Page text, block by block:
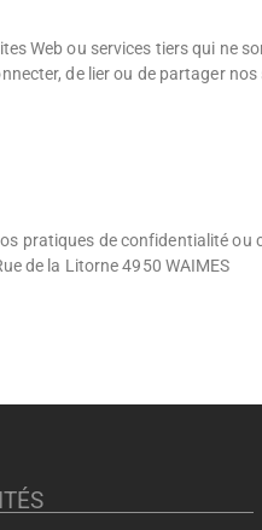
Web ou services tiers qui
de lier ou de partager
pratiques de confidentialité
de la Litorne 4950 WAIMES